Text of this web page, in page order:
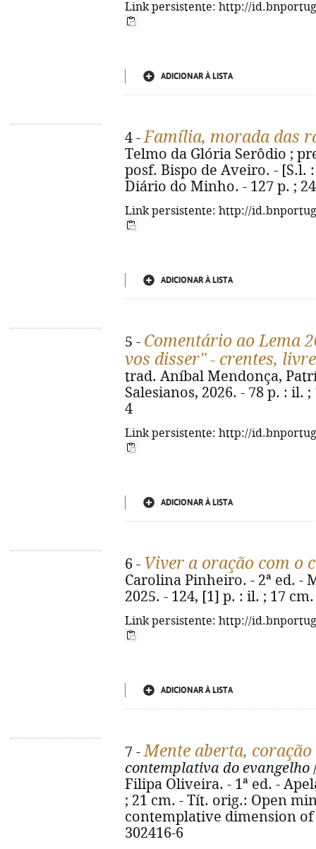
Link persistente: http://
ADICIONAR À LISTA
4 -Família, morada das
Telmo da Glória Serôdio ;
posf. Bispo de Aveiro. - [S.l.
Diário do Minho. - 127 p. ;
Link persistente: http://
ADICIONAR À LISTA
5 - Comentário ao Lema
vos disser" - crentes,
trad. Aníbal Mendonça,
Salesianos, 2026. - 78 p. : il.
4
Link persistente: http://
ADICIONAR À LISTA
6 - Viver a oração com o
Carolina Pinheiro. - 2ª ed. -
2025. - 124, [1] p. : il. ; 17
Link persistente: http://
ADICIONAR À LISTA
7 -Mente aberta,
contemplativa do evangelho
Filipa Oliveira. - 1ª ed. -
; 21 cm. - Tít. orig.: Open
contemplative dimension of
302416-6